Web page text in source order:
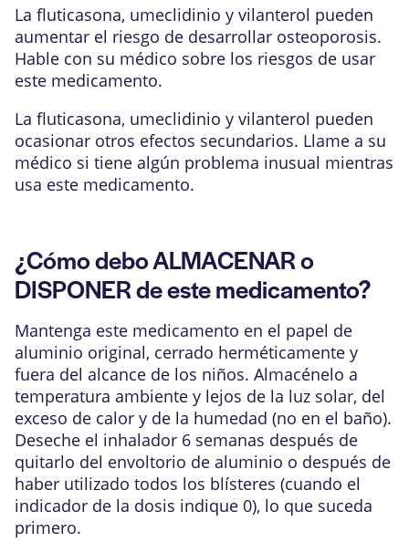
La fluticasona, umeclidinio y vilanterol pueden
aumentar el riesgo de desarrollar osteoporosis.
Hable con su médico sobre los riesgos de usar
este medicamento.
La fluticasona, umeclidinio y vilanterol pueden
ocasionar otros efectos secundarios. Llame a su
médico si tiene algún problema inusual mientras
usa este medicamento.
¿Cómo debo ALMACENAR o
DISPONER de este medicamento?
Mantenga este medicamento en el papel de
aluminio original, cerrado herméticamente y
fuera del alcance de los niños. Almacénelo a
temperatura ambiente y lejos de la luz solar, del
exceso de calor y de la humedad (no en el baño).
Deseche el inhalador 6 semanas después de
quitarlo del envoltorio de aluminio o después de
haber utilizado todos los blísteres (cuando el
indicador de la dosis indique 0), lo que suceda
primero.